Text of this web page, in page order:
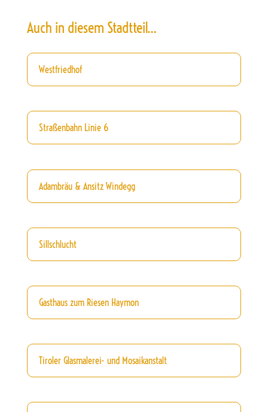
Auch in diesem Stadtteil…
Westfriedhof
Straßenbahn Linie 6
Adambräu & Ansitz Windegg
Sillschlucht
Gasthaus zum Riesen Haymon
Tiroler Glasmalerei- und Mosaikanstalt